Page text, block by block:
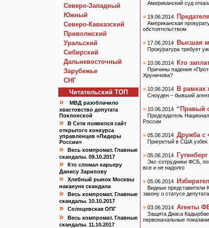
Северо-Западный
Южный
Северо-Кавказский
Приволжский
Уральский
Сибирский
Дальневосточный
Зарубежье
СНГ
Читательский TOП
»
МВД разоблачило
хвастовство депутата
Поклонской
»
В Сети появился сайт
открытого конкурса
управленцев «Лидеры
России»
»
Весь компромат. Главные
скандалы. 09.10.2017
»
Кто сломал карьеру
Данису Зарипову
»
Хлебный рынок Москвы
накануне скандала
»
Весь компромат. Главные
скандалы. 10.10.2017
» Солнцевская ОПГ
»
Весь компромат. Главные
скандалы. 11.10.2017
Американский суд
» 19.06.2014
Американская
обстоятельством
» 17.06.2014 Высшая
Прокуратура требует
» 10.06.2014 Кто
Причины падения
Хруничева?
» 10.06.2014 В рамках
Сноуден – бывший
» 10.06.2014 “Правый
Председатель
России
» 05.06.2014 Дружба с
Пригретый в США узбек
» 05.06.2014
Экс-сотрудники ФСБ,
все и не надолго
» 05.06.2014
Видные представители
закону о статусе депутата
» 03.06.2014 Агенты
Защита Диаса
первоначальные